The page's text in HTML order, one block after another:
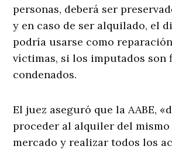
personas, deberá ser
y en caso de ser alquilado, el
podría usarse como
víctimas, si los imputados son
condenados.
El juez aseguró que la AABE,
proceder al alquiler del mismo
mercado y realizar todos los